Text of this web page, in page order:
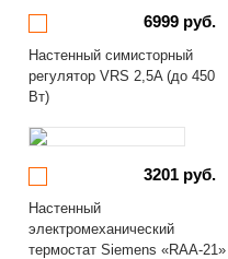
6999 руб.
Настенный симисторный
регулятор VRS 2,5A (до 450
Вт)
3201 руб.
Настенный
электромеханический
термостат Siemens «RAA-21»